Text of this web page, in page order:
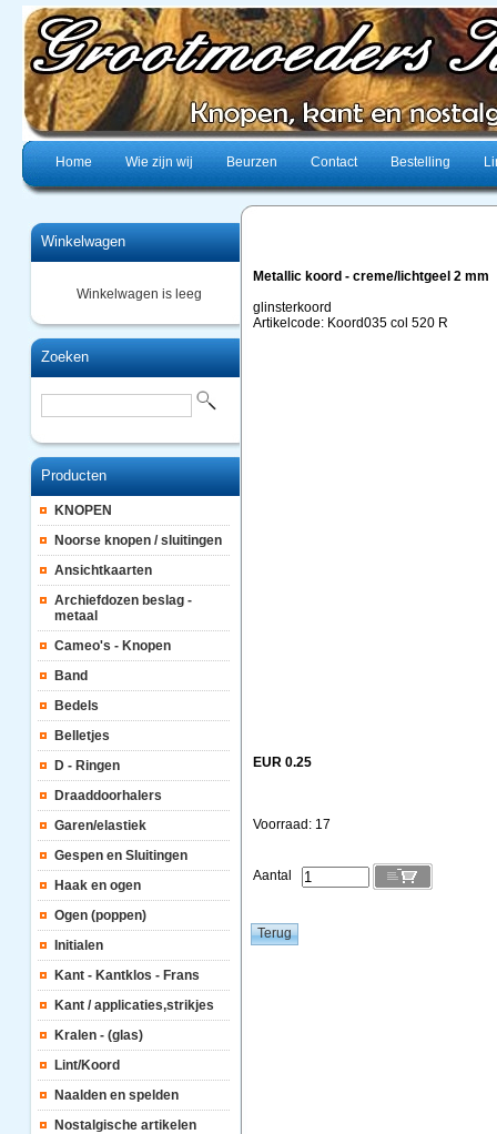
Home Wie zijn wij Beurzen Contact Bestelling
Winkelwagen
Winkelwagen is leeg
Zoeken
Producten
KNOPEN
Noorse knopen / sluitingen
Ansichtkaarten
Archiefdozen beslag -
metaal
Cameo's - Knopen
Band
Bedels
Belletjes
D - Ringen
Draaddoorhalers
Garen/elastiek
Gespen en Sluitingen
Haak en ogen
Ogen (poppen)
Initialen
Kant - Kantklos - Frans
Kant / applicaties,strikjes
Kralen - (glas)
Lint/Koord
Naalden en spelden
Nostalgische artikelen
Metallic koord - creme/lichtgeel 2 mm
glinsterkoord
Artikelcode: Koord035 col 520 R
EUR 0.25
Voorraad: 17
Aantal